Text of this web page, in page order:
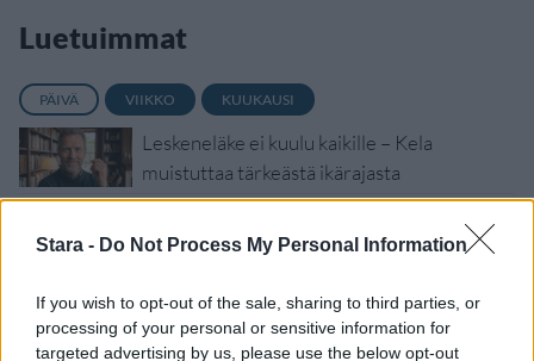
Stara - Do Not Process My Personal Information
If you wish to opt-out of the sale, sharing to third parties, or
processing of your personal or sensitive information for
targeted advertising by us, please use the below opt-out
Luetuimmat
PÄIVÄ VIIKKO KUUKAUSI
Leskeneläke ei kuulu kaikille – Kela
muistuttaa tärkeästä ikärajasta
toinen lentoyhtiö – matkustajille tärkeä
Sääennuste ulottuu nyt marraskuulle – tältä
näyttää syksyn sää